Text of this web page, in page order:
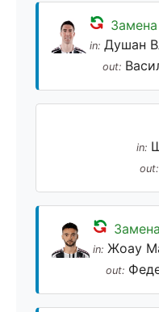
Замена
in: Душан
out:
in:
out:
Замена
in: Жоау
out: